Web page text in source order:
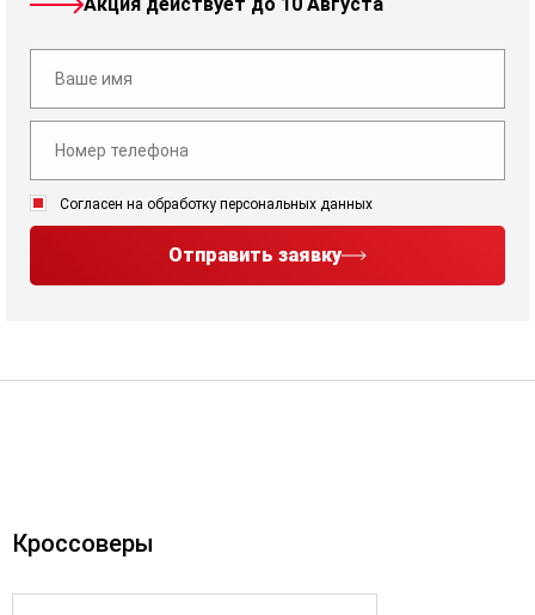
Согласен на обработку персональных данных
Отправить заявку
Кроссоверы